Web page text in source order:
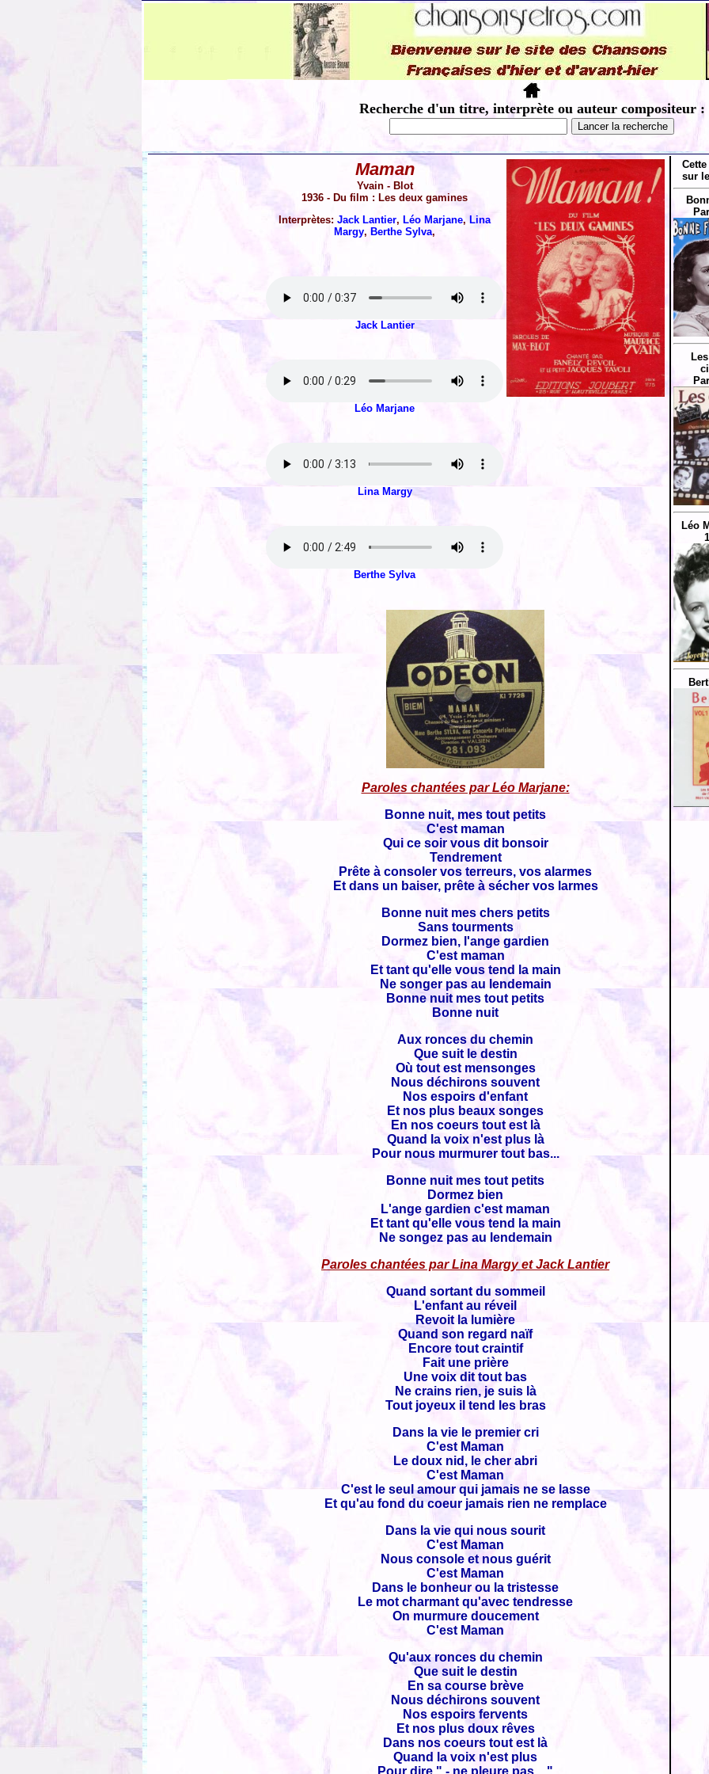
Recherche d'un titre, interprète ou auteur compositeur :
Maman
Yvain - Blot
1936 - Du film : Les deux gamines
Interprètes: Jack Lantier, Léo Marjane,Lina
Margy, Berthe Sylva,
Jack Lantier
Léo Marjane
Lina Margy
Berthe Sylva
Paroles chantées par Léo Marjane:
Bonne nuit, mes tout petits
C'est maman
Qui ce soir vous dit bonsoir
Tendrement
Prête à consoler vos terreurs, vos alarmes
Et dans un baiser, prête à sécher vos larmes
Bonne nuit mes chers petits
Sans tourments
Dormez bien, l'ange gardien
C'est maman
Et tant qu'elle vous tend la main
Ne songer pas au lendemain
Bonne nuit mes tout petits
Bonne nuit
Aux ronces du chemin
Que suit le destin
Où tout est mensonges
Nous déchirons souvent
Nos espoirs d'enfant
Et nos plus beaux songes
En nos coeurs tout est là
Quand la voix n'est plus là
Pour nous murmurer tout bas...
Bonne nuit mes tout petits
Dormez bien
L'ange gardien c'est maman
Et tant qu'elle vous tend la main
Ne songez pas au lendemain
Paroles chantées par Lina Margy et Jack Lantier
Quand sortant du sommeil
L'enfant au réveil
Revoit la lumière
Quand son regard naïf
Encore tout craintif
Fait une prière
Une voix dit tout bas
Ne crains rien, je suis là
Tout joyeux il tend les bras
Dans la vie le premier cri
C'est Maman
Le doux nid, le cher abri
C'est Maman
C'est le seul amour qui jamais ne se lasse
Et qu'au fond du coeur jamais rien ne remplace
Dans la vie qui nous sourit
C'est Maman
Nous console et nous guérit
C'est Maman
Dans le bonheur ou la tristesse
Le mot charmant qu'avec tendresse
On murmure doucement
C'est Maman
Qu'aux ronces du chemin
Que suit le destin
En sa course brève
Nous déchirons souvent
Nos espoirs fervents
Et nos plus doux rêves
Dans nos coeurs tout est là
Quand la voix n'est plus
Pour dire " - ne pleure pas... "
sur
Léo